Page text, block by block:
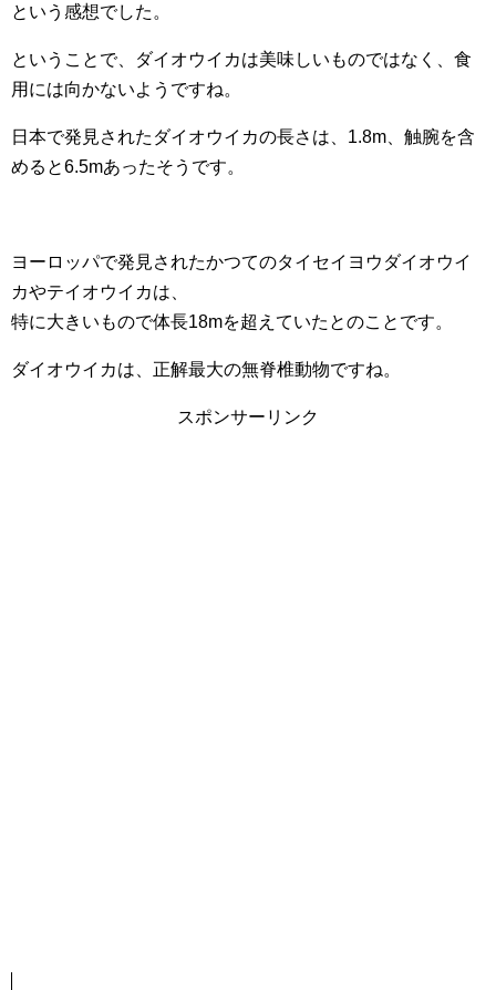
という感想でした。
ということで、ダイオウイカは美味しいものではなく、食
用には向かないようですね。
日本で発見されたダイオウイカの長さは、1.8m、触腕を含
めると6.5mあったそうです。
ヨーロッパで発見されたかつてのタイセイヨウダイオウイ
カやテイオウイカは、
特に大きいもので体長18mを超えていたとのことです。
ダイオウイカは、正解最大の無脊椎動物ですね。
スポンサーリンク